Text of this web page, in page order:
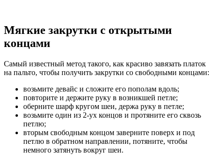
Мягкие закрутки с открытыми
концами
Самый известный метод такого, как красиво завязать платок
на пальто, чтобы получить закрутки со свободными концами:
возьмите девайс и сложите его пополам вдоль;
повторите и держите руку в возникшей петле;
оберните шарф кругом шеи, держа руку в петле;
возьмите один из 2-ух концов и протяните его сквозь
петлю;
вторым свободным концом заверните поверх и под
петлю в обратном направлении, потяните, чтобы
немного затянуть вокруг шеи.